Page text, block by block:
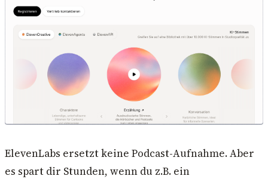
ElevenLabs ersetzt keine Podcast-Aufnahme. Aber
es spart dir Stunden, wenn du z.B. ein